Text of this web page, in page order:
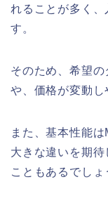
れることが多く
す。
そのため、希望
や、価格が変動し
また、基本性能
大きな違いを期
こともあるでしょ